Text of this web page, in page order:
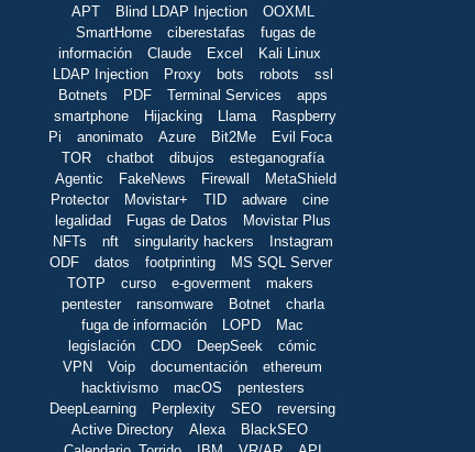
APT
Blind LDAP Injection
OOXML
SmartHome
ciberestafas
fugas de
información
Claude Excel
Kali Linux
LDAP Injection
Proxy bots robots
ssl
Botnets
PDF Terminal Services
apps
smartphone
Hijacking Llama
Raspberry
Pi
anonimato Azure Bit2Me
Evil Foca
TOR
chatbot dibujos
esteganografía
Agentic
FakeNews Firewall
MetaShield
Protector
Movistar+ TID adware
cine
legalidad
Fugas de Datos
Movistar Plus
NFTs
nft singularity hackers
Instagram
ODF
datos footprinting
MS SQL Server
TOTP
curso e-goverment
makers
pentester
ransomware Botnet
charla
fuga de información
LOPD
Mac
legislación
CDO DeepSeek
cómic
VPN
Voip documentación
ethereum
hacktivismo
macOS
pentesters
DeepLearning
Perplexity SEO
reversing
Active Directory
Alexa
BlackSEO